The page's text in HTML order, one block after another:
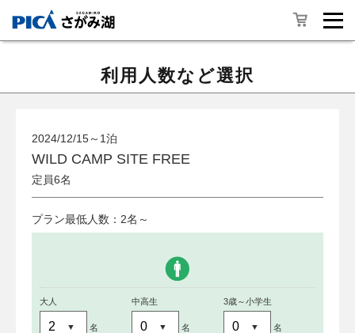
利用人数など選択
2024/12/15～1泊
WILD CAMP SITE FREE
定員6名
プラン最低人数：2名～
大人
名
中高生
名
3歳～小学生
名